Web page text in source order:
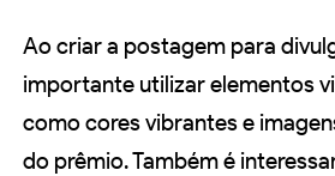
Ao criar a postagem para
importante utilizar elementos
como cores vibrantes e
do prêmio. Também é